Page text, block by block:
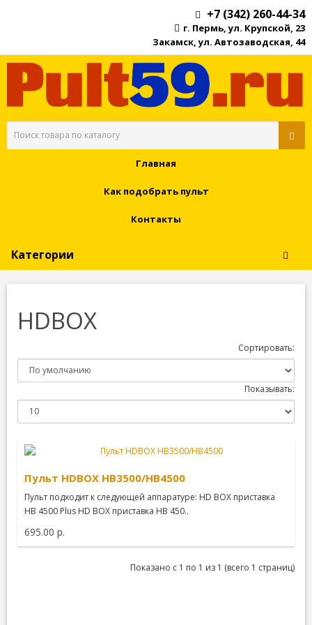
+7 (342) 260-44-34
г. Пермь, ул. Крупской, 23
Закамск, ул. Автозаводская, 44
Главная
Как подобрать пульт
Контакты
Категории
HDBOX
Сортировать:
Показывать:
Пульт HDBOX HB3500/HB4500
Пульт подходит к следующей аппаратуре: HD BOX приставка
HB 4500 Plus HD BOX приставка HB 450..
695.00 р.
Показано с 1 по 1 из 1 (всего 1 страниц)